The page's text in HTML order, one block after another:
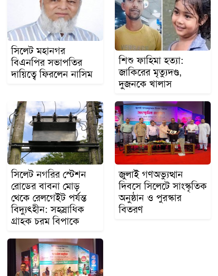
সিলেট মহানগর
বিএনপির সভাপতির
দায়িত্বে ফিরলেন নাসিম
শিশু ফাহিমা হত্যা:
জাকিরের মৃত্যুদণ্ড,
দুজনকে খালাস
সিলেট নগরির স্টেশন
রোডের বাবনা মোড়
থেকে রেলগেইট পর্যন্ত
বিদ্যুৎহীন: সহস্রাধিক
গ্রাহক চরম বিপাকে
জুলাই গণঅভ্যুত্থান
দিবসে সিলেটে সাংস্কৃতিক
অনুষ্ঠান ও পুরস্কার
বিতরণ